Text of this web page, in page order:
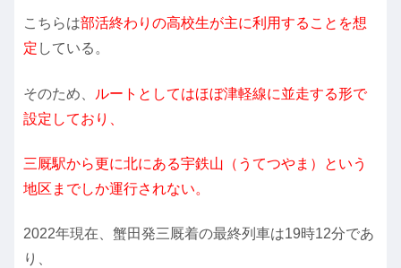
こちらは部活終わりの高校生が主に利用することを想
定 している。
そのため、
ルートとしてはほぼ津軽線に並走する形で
設定しており、
三厩駅から更に北にある宇鉄山（うてつやま）という
地区までしか運行されない。
2022年現在、蟹田発三厩着の最終列車は19時12分であ
り、